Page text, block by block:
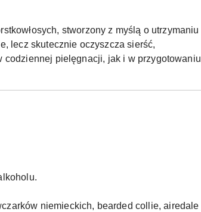
stworzony z myślą o utrzymaniu
lecz skutecznie oczyszcza sierść,
codziennej pielęgnacji, jak i w przygotowaniu
niemieckich, bearded collie, airedale